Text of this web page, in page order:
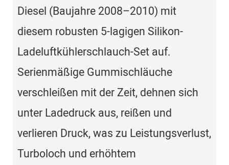
Diesel (Baujahre 2008–2010) mit
diesem robusten 5-lagigen Silikon-
Ladeluftkühlerschlauch-Set auf.
Serienmäßige Gummischläuche
verschleißen mit der Zeit, dehnen sich
unter Ladedruck aus, reißen und
verlieren Druck, was zu Leistungsverlust,
Turboloch und erhöhtem